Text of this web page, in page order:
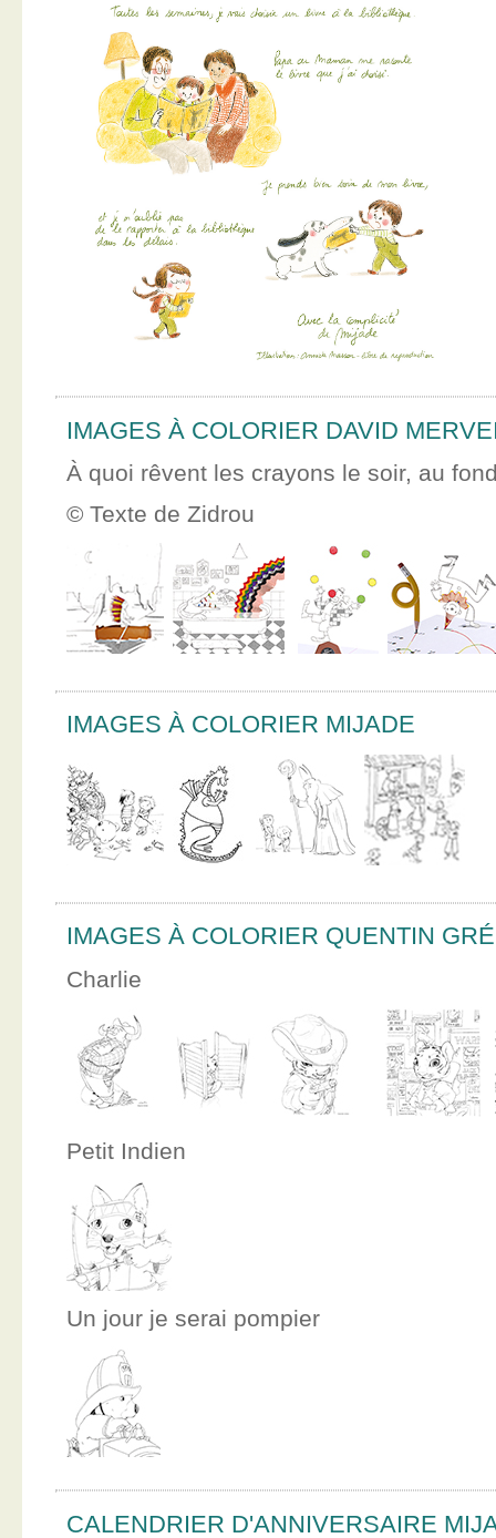
IMAGES À COLORIER DAVID
À quoi rêvent les crayons le soir, au
© Texte de Zidrou
IMAGES À COLORIER MIJADE
IMAGES À COLORIER QUENTIN
Charlie
Petit Indien
Un jour je serai pompier
CALENDRIER D'ANNIVERSAIRE